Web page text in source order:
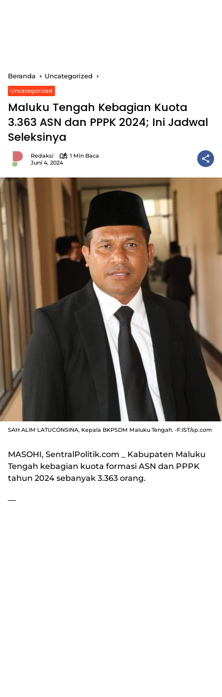
Beranda Uncategorized
Uncategorized
Maluku Tengah Kebagian Kuota
3.363 ASN dan PPPK 2024; Ini Jadwal
Seleksinya
Redaksi
1 Min Baca
Juni 4, 2024
SAH ALIM LATUCONSINA, Kepala BKPSDM Maluku Tengah. -F:IST/sp.com
MASOHI, SentralPolitik.com _ Kabupaten Maluku
Tengah kebagian kuota formasi ASN dan PPPK
tahun 2024 sebanyak 3.363 orang.
—